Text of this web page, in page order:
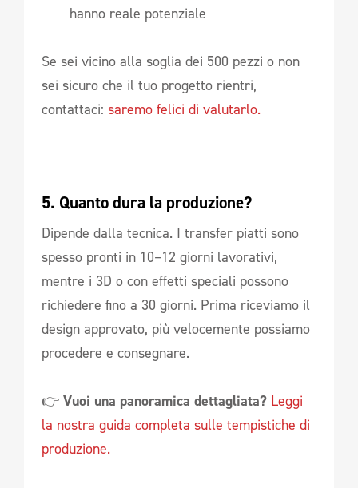
hanno reale potenziale
Se sei vicino alla soglia dei 500 pezzi o non
sei sicuro che il tuo progetto rientri,
contattaci: saremo felici di valutarlo.
5. Quanto dura la produzione?
Dipende dalla tecnica. I transfer piatti sono
spesso pronti in 10–12 giorni lavorativi,
mentre i 3D o con effetti speciali possono
richiedere fino a 30 giorni. Prima riceviamo il
design approvato, più velocemente possiamo
procedere e consegnare.
👉 Vuoi una panoramica dettagliata? Leggi
la nostra guida completa sulle tempistiche di
produzione.